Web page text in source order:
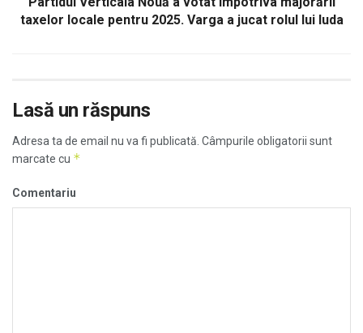
taxelor locale pentru 2025. Varga a jucat rolul lui Iuda
Lasă un răspuns
Adresa ta de email nu va fi publicată. Câmpurile obligatorii sunt
marcate cu *
Comentariu